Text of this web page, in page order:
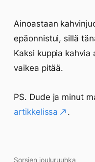
Ainoastaan
epäonnistui, sillä
Kaksi kuppia kahvia
vaikea pitää.
PS. Dude ja minut
artikkelissa
.
Sorsien jouluruuhka